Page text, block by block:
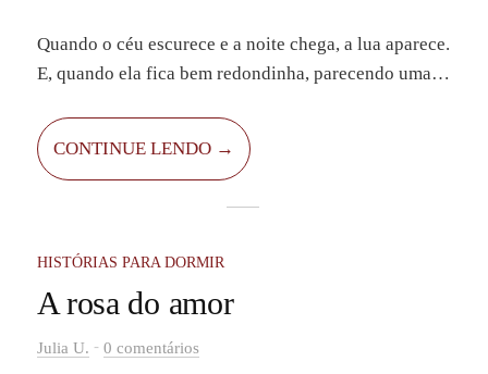
Quando o céu escurece e a noite chega, a lua aparece.
E, quando ela fica bem redondinha, parecendo uma
gente diz que, nessas noites, acontecem coisas
diferentes, quase mágicas. Algumas pessoas não
mudam de comportamento.
CONTINUE LENDO →
HISTÓRIAS PARA DORMIR
A rosa do amor
Julia U. - 0 comentários